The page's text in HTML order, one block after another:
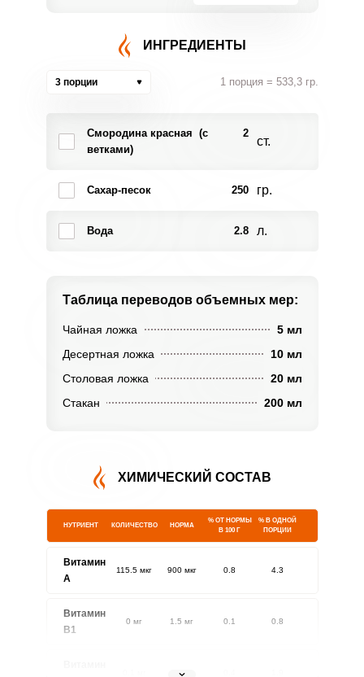
ИНГРЕДИЕНТЫ
3 порции 1 порция = 533,3 гр.
Смородина красная (с
ветками)
2
ст.
Сахар-песок 250 гр.
Вода 2.8 л.
Таблица переводов объемных мер:
Чайная ложка
5 мл
Десертная ложка
10 мл
Столовая ложка
20 мл
Стакан
200 мл
ХИМИЧЕСКИЙ СОСТАВ
НУТРИЕНТ КОЛИЧЕСТВО НОРМА
% ОТ НОРМЫ
В 100 Г
% В ОДНОЙ
ПОРЦИИ
Витамин
A
115.5 мкг 900 мкг 0.8 4.3
Витамин
В1
0 мг 1.5 мг 0.1 0.8
1.8 мг